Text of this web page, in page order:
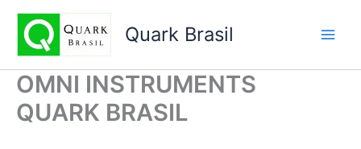
conteúdo
Quark Brasil
OMNI INSTRUMENTS
QUARK BRASIL